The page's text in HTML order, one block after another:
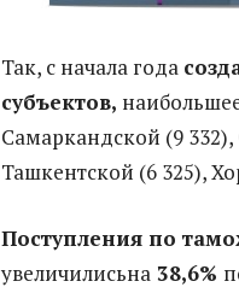
Так, с начала года
субъектов,
Самаркандской (9
Ташкентской (6 325),
Поступления по
увеличилисьна 38,6%